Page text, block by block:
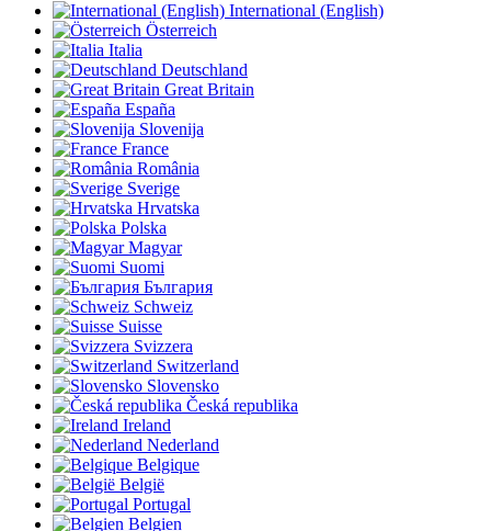
International (English)
Österreich
Italia
Deutschland
Great Britain
España
Slovenija
France
România
Sverige
Hrvatska
Polska
Magyar
Suomi
България
Schweiz
Suisse
Svizzera
Switzerland
Slovensko
Česká republika
Ireland
Nederland
Belgique
België
Portugal
Belgien